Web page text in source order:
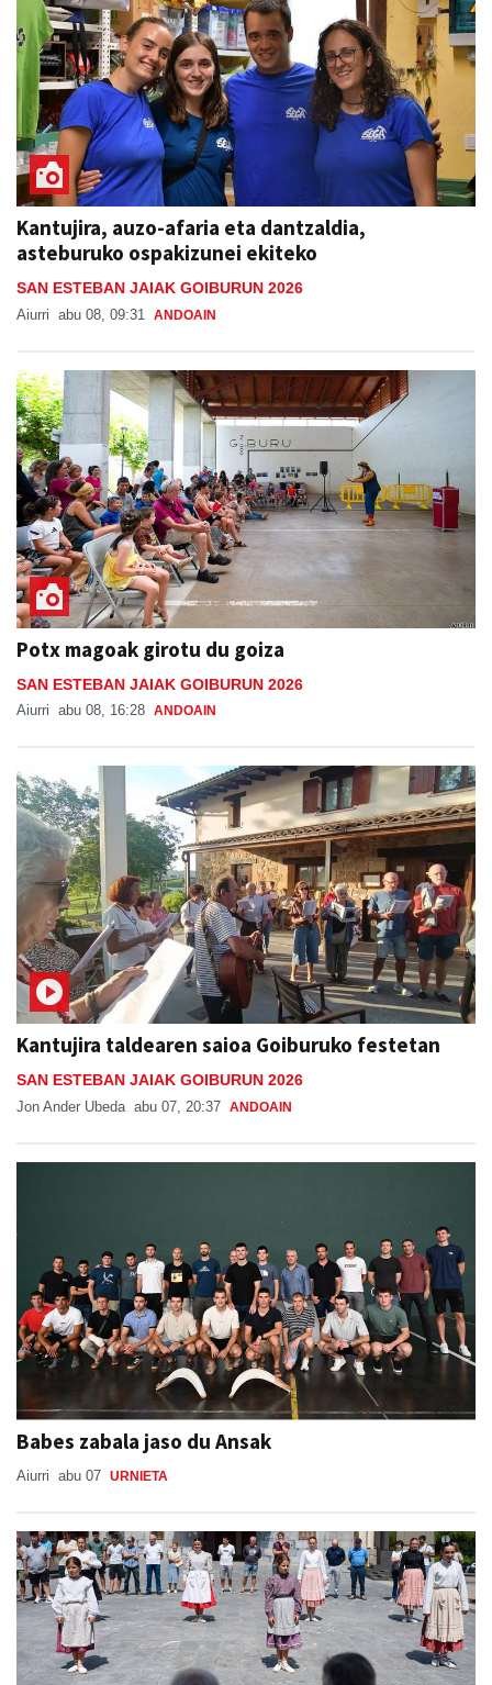
Kantujira, auzo-afaria eta dantzaldia,
asteburuko ospakizunei ekiteko
SAN ESTEBAN JAIAK GOIBURUN 2026
Aiurri abu 08, 09:31 ANDOAIN
Potx magoak girotu du goiza
SAN ESTEBAN JAIAK GOIBURUN 2026
Aiurri abu 08, 16:28 ANDOAIN
Kantujira taldearen saioa Goiburuko festetan
SAN ESTEBAN JAIAK GOIBURUN 2026
Jon Ander Ubeda abu 07, 20:37 ANDOAIN
Babes zabala jaso du Ansak
Aiurri abu 07 URNIETA